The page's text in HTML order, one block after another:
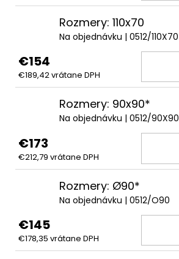
Rozmery: 110x70
Na objednávku | 0512/110X70
€154
€189,42 vrátane DPH
Rozmery: 90x90*
Na objednávku | 0512/90X90
€173
€212,79 vrátane DPH
Rozmery: Ø90*
Na objednávku | 0512/O90
€145
€178,35 vrátane DPH